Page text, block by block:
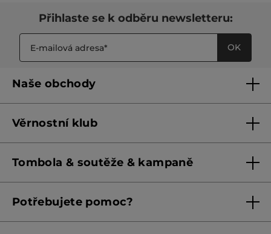
Přihlaste se k odběru newsletteru:
OK
Naše obchody
Franšízing
Věrnostní klub
Pravidla věrnostního klubu od 1. 6. 2026
Tombola & soutěže & kampaně
Podmínky aktuálních nabídek
Potřebujete pomoc?